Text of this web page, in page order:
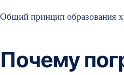
Общий принцип образования
Почему